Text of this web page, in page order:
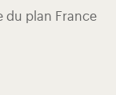
du plan France